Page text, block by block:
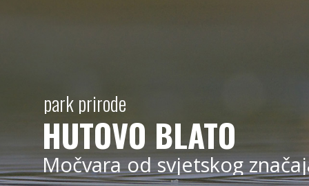
park prirode
HUTOVO BLATO
Močvara od svjetskog